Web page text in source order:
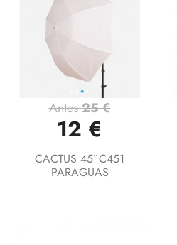
Antes25 €
12 €
CACTUS 45¨C451
PARAGUAS